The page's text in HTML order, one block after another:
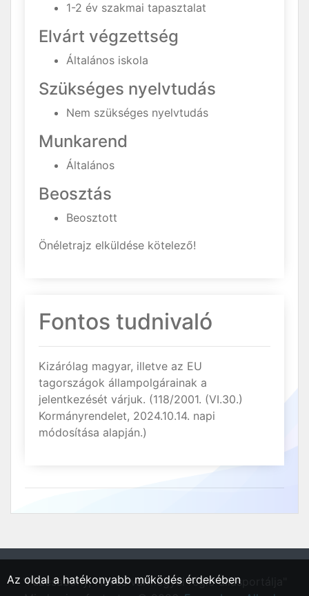
1-2 év szakmai tapasztalat
Elvárt végzettség
Általános iskola
Szükséges nyelvtudás
Nem szükséges nyelvtudás
Munkarend
Általános
Beosztás
Beosztott
Önéletrajz elküldése kötelező!
Fontos tudnivaló
Kizárólag magyar, illetve az EU
tagországok állampolgárainak a
jelentkezését várjuk. (118/2001. (VI.30.)
Kormányrendelet, 2024.10.14. napi
módosítása alapján.)
"Füzesabony, Heves vármegyei régió állásportálja"
Az oldal a hatékonyabb működés érdekében